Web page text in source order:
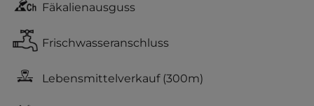
Fäkalienausguss
Frischwasseranschluss
Lebensmittelverkauf(300m)